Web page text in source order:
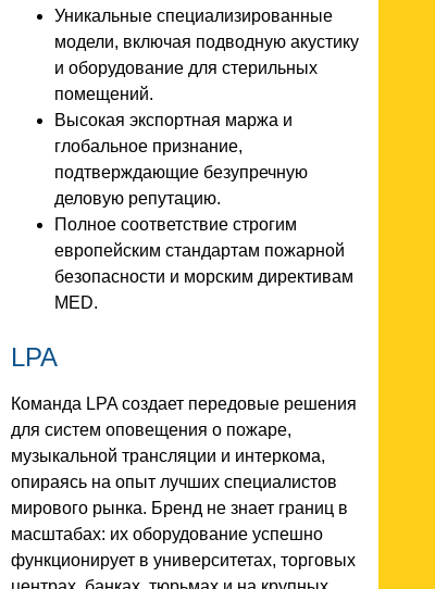
Уникальные специализированные
модели, включая подводную акустику
и оборудование для стерильных
помещений.
Высокая экспортная маржа и
глобальное признание,
подтверждающие безупречную
деловую репутацию.
Полное соответствие строгим
европейским стандартам пожарной
безопасности и морским директивам
MED.
LPA
Команда LPA создает передовые решения
для систем оповещения о пожаре,
музыкальной трансляции и интеркома,
опираясь на опыт лучших специалистов
мирового рынка. Бренд не знает границ в
масштабах: их оборудование успешно
функционирует в университетах, торговых